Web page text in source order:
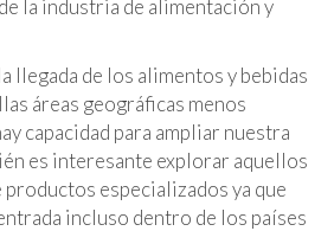
la industria de alimentación y
llegada de los alimentos y bebidas
áreas geográficas menos
capacidad para ampliar nuestra
es interesante explorar aquellos
productos especializados ya que
incluso dentro de los países